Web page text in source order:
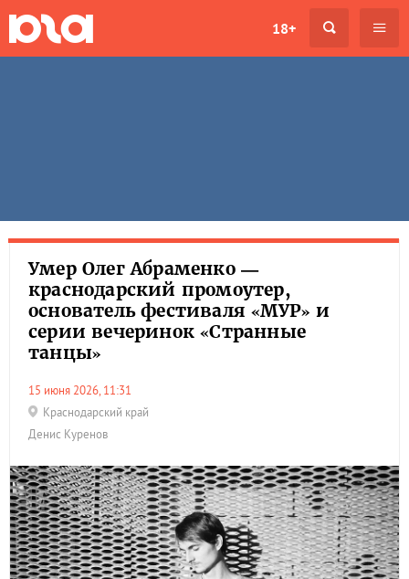
18+
Умер Олег Абраменко —
краснодарский промоутер,
основатель фестиваля «МУР» и
серии вечеринок «Странные
танцы»
15 июня 2026, 11:31
Краснодарский край
Денис Куренов